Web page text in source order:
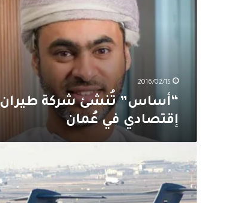
2016/02/15
“أساس” تُنشئ شركة طيران
إقتصادي في عُمان
معركة
بين
شركات
الطيران